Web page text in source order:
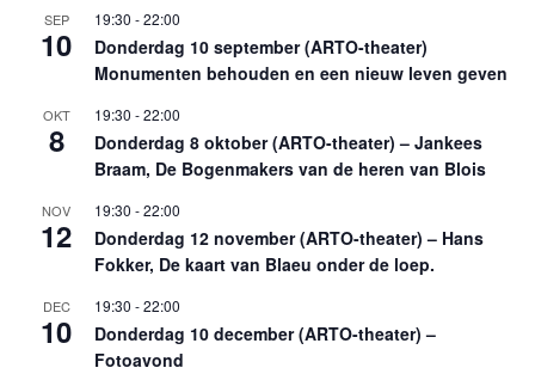
SEP
10
19:30 -22:00
Donderdag 10 september (ARTO-theater)
Monumenten behouden en een nieuw leven geven
OKT
8
19:30 -22:00
Donderdag 8 oktober (ARTO-theater) – Jankees
Braam, De Bogenmakers van de heren van Blois
NOV
12
19:30 -22:00
Donderdag 12 november (ARTO-theater) – Hans
Fokker, De kaart van Blaeu onder de loep.
DEC
10
19:30 -22:00
Donderdag 10 december (ARTO-theater) –
Fotoavond